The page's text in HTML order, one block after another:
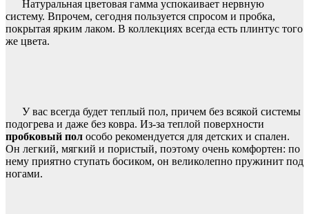
Натуральная цветовая гамма успокаивает нервную
систему. Впрочем, сегодня пользуется спросом и пробка,
покрытая ярким лаком. В коллекциях всегда есть плинтус того
же цвета.
У вас всегда будет теплый пол, причем без всякой системы
подогрева и даже без ковра. Из-за теплой поверхности
пробковый пол особо рекомендуется для детских и спален.
Он легкий, мягкий и пористый, поэтому очень комфортен: по
нему приятно ступать босиком, он великолепно пружинит под
ногами.